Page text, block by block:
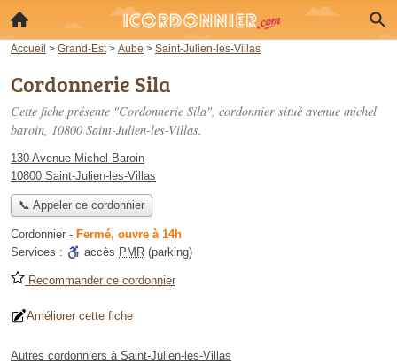
Accueil > Grand-Est > Aube > Saint-Julien-les-Villas
Cordonnerie Sila
Cette fiche présente "Cordonnerie Sila", cordonnier situé avenue michel
baroin, 10800 Saint-Julien-les-Villas.
130 Avenue Michel Baroin
10800 Saint-Julien-les-Villas
📞 Appeler ce cordonnier
Cordonnier - Fermé, ouvre à 14h
Services :
accès PMR (parking)
Recommander ce cordonnier
Améliorer cette fiche
Autres cordonniers à Saint-Julien-les-Villas